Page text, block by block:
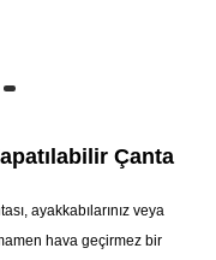
Çanta
ayakkabılarınız veya
hava geçirmez bir